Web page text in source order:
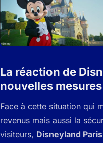
La réaction de
nouvelles
Face à cette situation qui
revenus mais aussi la
visiteurs, Disneyland Paris